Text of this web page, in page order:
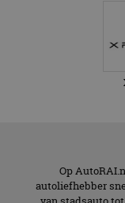
Op
autoliefhebber